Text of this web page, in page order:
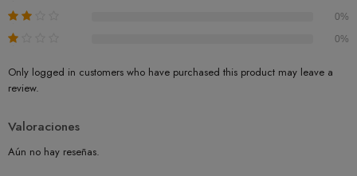
0%
0%
Only logged in customers who have purchased this product may leave a
review.
Valoraciones
Aún no hay reseñas.